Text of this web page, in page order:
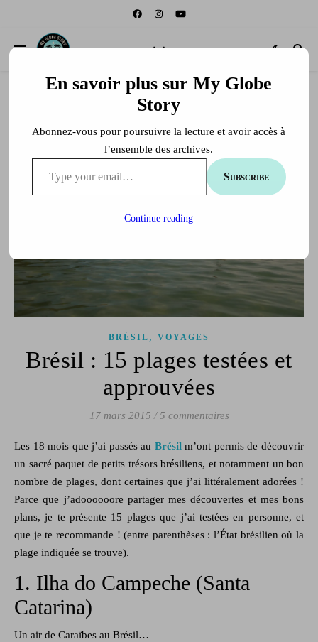
BRÉSIL , VOYAGES
Brésil : 15 plages testées et
approuvées
17 mars 2015 / 5 commentaires
Les 18 mois que j’ai passés au Brésilm’ont permis de découvrir
un sacré paquet de petits trésors brésiliens, et notamment un bon
nombre de plages, dont certaines que j’ai littéralement adorées !
Parce que j’adoooooore partager mes découvertes et mes bons
plans, je te présente 15 plages que j’ai testées en personne, et
que je te recommande ! (entre parenthèses : l’État brésilien où la
plage indiquée se trouve).
1. Ilha do Campeche (Santa
Catarina)
Un air de Caraïbes au Brésil…
En savoir plus sur My Globe
Story
Abonnez-vous pour poursuivre la lecture et avoir accès à
l’ensemble des archives.
Subscribe
Continue reading